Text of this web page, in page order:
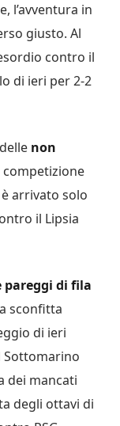
l’avventura in
giusto. Al
contro il
di ieri per 2-2
non
competizione
arrivato solo
il Lipsia
pareggi di fila
sconfitta
di ieri
Sottomarino
dei mancati
degli ottavi di